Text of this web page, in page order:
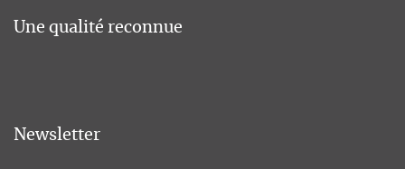
Une qualité reconnue
Newsletter